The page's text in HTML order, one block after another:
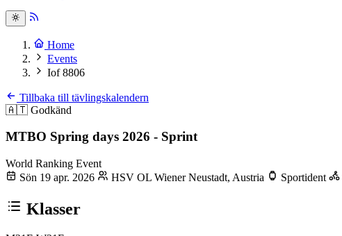
Home
Events
Iof 8806
Tillbaka till tävlingskalendern
🇦🇹 Godkänd
MTBO Spring days 2026 - Sprint
World Ranking Event
Sön 19 apr. 2026
HSV OL Wiener Neustadt, Austria Sportident
Klasser